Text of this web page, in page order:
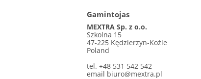
Gamintojas
MEXTRA Sp. z o.o.
Szkolna 15
47-225 Kędzierzyn-Koźle
Poland
tel. +48 531 542 542
email biuro@mextra.pl